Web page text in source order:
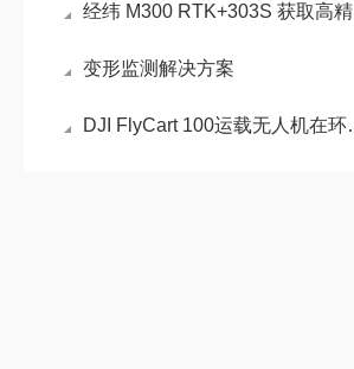
经纬 M300 RTK+303S 获取高精度三维模型介绍
变形监测解决方案
DJI FlyCart 100运载无人机在环保方面的作用